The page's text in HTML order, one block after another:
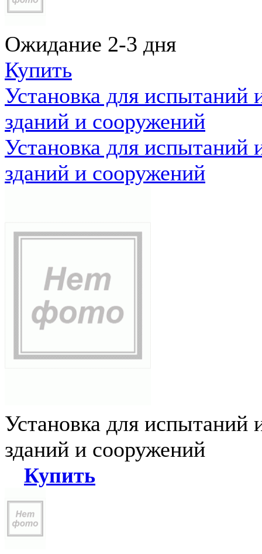
Ожидание 2-3 дня
Купить
Установка для испытаний
зданий и сооружений
Установка для испытаний
зданий и сооружений
Установка для испытаний
зданий и сооружений
Купить